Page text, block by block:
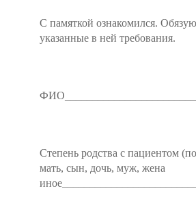
С памяткой ознакомился.
указанные в ней требования.
Степень родства с пациентом
мать, сын, дочь, муж, жена